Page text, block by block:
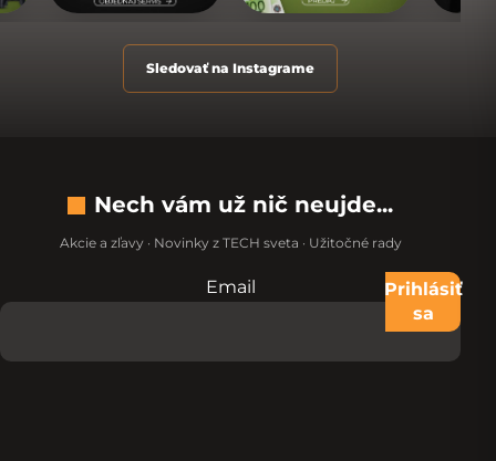
Sledovať na Instagrame
Nech vám už nič neujde...
Akcie a zľavy · Novinky z TECH sveta · Užitočné rady
Nevypĺňajte toto pole:
Email
Prihlásiť
sa